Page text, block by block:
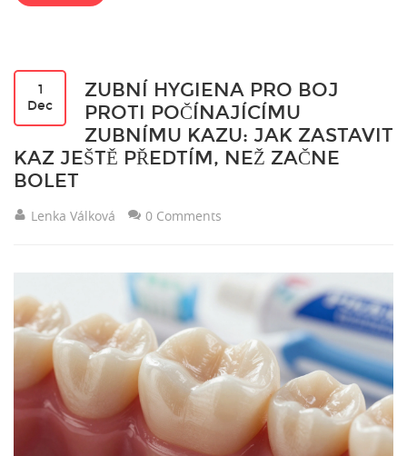
1
Dec
ZUBNÍ HYGIENA PRO BOJ
PROTI POČÍNAJÍCÍMU
ZUBNÍMU KAZU: JAK ZASTAVIT
KAZ JEŠTĚ PŘEDTÍM, NEŽ ZAČNE
BOLET
Lenka Válková 0 Comments